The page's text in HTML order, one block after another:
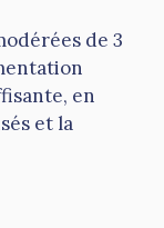
de 3
en
et la